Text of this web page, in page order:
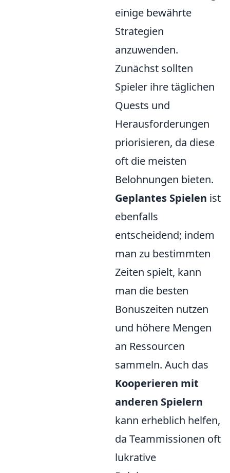
einige bewährte
Strategien
anzuwenden.
Zunächst sollten
Spieler ihre täglichen
Quests und
Herausforderungen
priorisieren, da diese
oft die meisten
Belohnungen bieten.
Geplantes Spielen ist
ebenfalls
entscheidend; indem
man zu bestimmten
Zeiten spielt, kann
man die besten
Bonuszeiten nutzen
und höhere Mengen
an Ressourcen
sammeln. Auch das
Kooperieren mit
anderen Spielern
kann erheblich helfen,
da Teammissionen oft
lukrative